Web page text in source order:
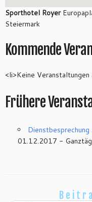
Sporthotel Royer
Steiermark
Kommende
<li>Keine
Frühere
01.12.2017 -